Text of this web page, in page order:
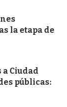
la etapa de
Ciudad
públicas: